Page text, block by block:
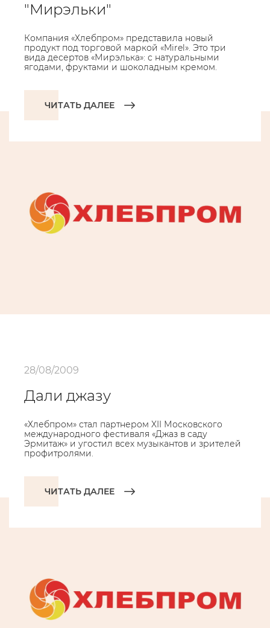
"Мирэльки"
Компания «Хлебпром» представила новый
продукт под торговой маркой «Mirel». Это три
вида десертов «Мирэлька»: с натуральными
ягодами, фруктами и шоколадным кремом.
ЧИТАТЬ ДАЛЕЕ
28/08/2009
Дали джазу
«Хлебпром» стал партнером XII Московского
международного фестиваля «Джаз в саду
Эрмитаж» и угостил всех музыкантов и зрителей
профитролями.
ЧИТАТЬ ДАЛЕЕ